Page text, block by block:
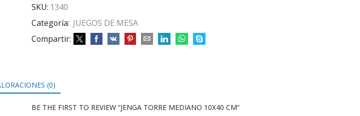
SKU: 1340
Categoría: JUEGOS DE MESA
Compartir:
(0)
BE THE FIRST TO REVIEW “JENGA TORRE MEDIANO 10X40 CM”